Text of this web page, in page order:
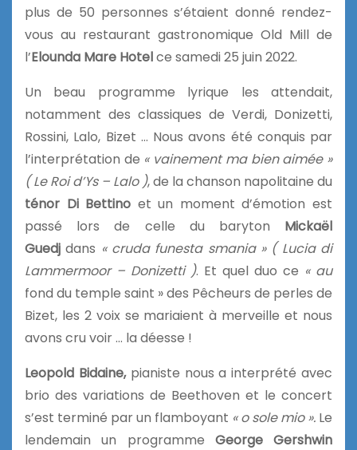
plus de 50 personnes s’étaient donné rendez-
vous au restaurant gastronomique Old Mill de
l’Elounda Mare Hotelce samedi 25 juin 2022.
Un beau programme lyrique les attendait,
notamment des classiques de Verdi, Donizetti,
Rossini, Lalo, Bizet … Nous avons été conquis par
l’interprétation de « vainement ma bien aimée »
( Le Roi d’Ys – Lalo ), de la chanson napolitaine du
ténor Di Bettino et un moment d’émotion est
passé lors de celle du baryton Mickaël
Guedjdans « cruda funesta smania » ( Lucia di
Lammermoor – Donizetti ). Et quel duo ce « au
fond du temple saint » des Pêcheurs de perles de
Bizet, les 2 voix se mariaient à merveille et nous
avons cru voir … la déesse !
Leopold Bidaine,pianiste nous a interprété avec
brio des variations de Beethoven et le concert
s’est terminé par un flamboyant « o sole mio ». Le
lendemain un programme George Gershwin